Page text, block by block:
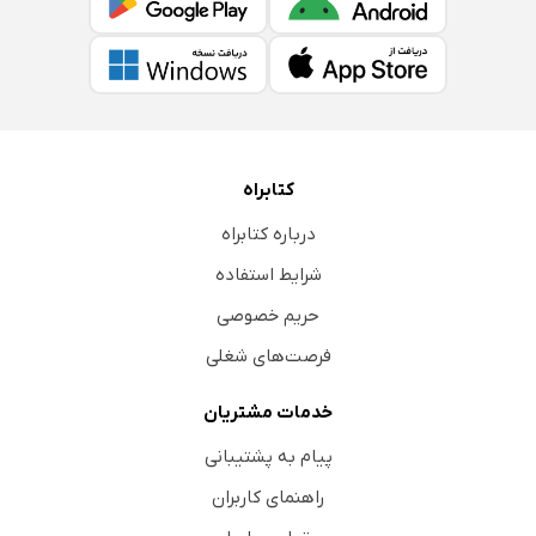
کتابراه
درباره کتابراه
شرایط استفاده
حریم خصوصی
فرصت‌های شغلی
خدمات مشتریان
پیام به پشتیبانی
راهنمای کاربران